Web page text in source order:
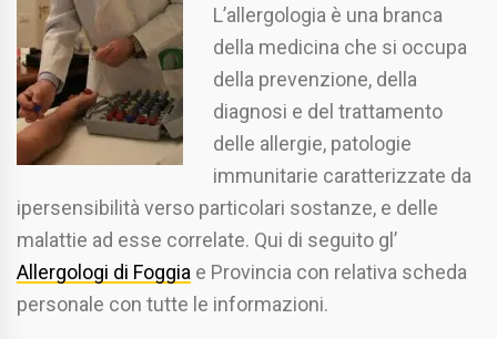
L’allergologia è una branca
della medicina che si occupa
della prevenzione, della
diagnosi e del trattamento
delle allergie, patologie
immunitarie caratterizzate da
ipersensibilità verso particolari sostanze, e delle
malattie ad esse correlate. Qui di seguito gl’
Allergologi di Foggia e Provincia con relativa scheda
personale con tutte le informazioni.